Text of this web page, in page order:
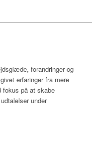
forandringer og
erfaringer fra mere
fokus på at skabe
under